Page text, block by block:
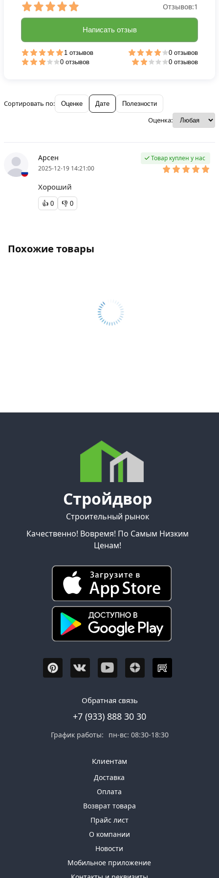
Сортировать по: Оценке Дате Полезности
Оценка:
Арсен
2025-12-19 14:21:00
Товар куплен у нас
Хороший
👍 0 👎 0
Отзывов:1
Написать отзыв
1 отзывов
0 отзывов
0 отзывов
0 отзывов
Похожие товары
Стройдвор
Строительный рынок
Качественно! Вовремя! По Самым Низким
Ценам!
Обратная связь
+7 (933) 888 30 30
График работы: пн-вс: 08:30-18:30
Клиентам
Доставка
Оплата
Возврат товара
Прайс лист
О компании
Новости
Мобильное приложение